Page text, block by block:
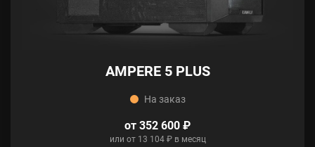
AMPERE 5 PLUS
На заказ
от 352 600 ₽
или от 13 104 ₽ в месяц